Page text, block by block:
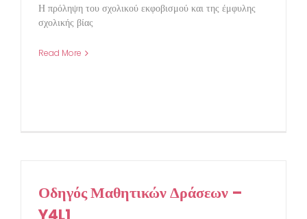
Η πρόληψη του σχολικού εκφοβισμού και της έμφυλης
σχολικής βίας
Read More
Οδηγός Μαθητικών Δράσεων –